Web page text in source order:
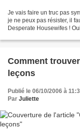
Je vais faire un truc pas
je ne peux pas résister, il
Desperate Housewifes !
Comment
leçons
Publié le 06/10/2006 à
Par Juliette